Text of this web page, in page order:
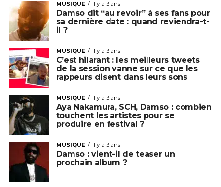
MUSIQUE il y a 3 ans
Damso dit “au revoir” à ses fans pour
sa dernière date : quand reviendra-t-
il ?
MUSIQUE il y a 3 ans
C’est hilarant : les meilleurs tweets
de la session vanne sur ce que les
rappeurs disent dans leurs sons
MUSIQUE il y a 3 ans
Aya Nakamura, SCH, Damso : combien
touchent les artistes pour se
produire en festival ?
MUSIQUE il y a 3 ans
Damso : vient-il de teaser un
prochain album ?